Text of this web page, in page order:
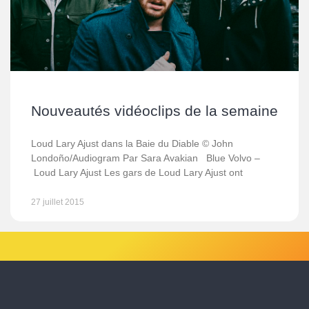
Nouveautés vidéoclips de la semaine
Loud Lary Ajust dans la Baie du Diable © John
Londoño/Audiogram Par Sara Avakian Blue Volvo –
Loud Lary Ajust Les gars de Loud Lary Ajust ont
27 juillet 2015